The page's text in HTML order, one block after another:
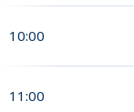
10:00
11:00